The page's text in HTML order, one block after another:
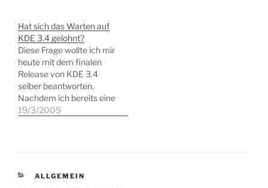
Hat sich das Warten auf
KDE 3.4 gelohnt?
Diese Frage wollte ich mir
heute mit dem finalen
Release von KDE 3.4
selber beantworten.
Nachdem ich bereits eine
Betaversion während der
installierte ich heute auf
19/3/2005
KATEGORIEN
ALLGEMEIN